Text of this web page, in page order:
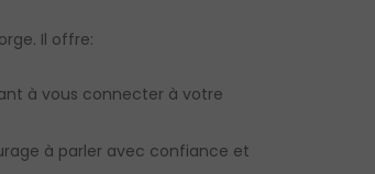
Il offre:
à vous connecter à votre
à parler avec confiance et